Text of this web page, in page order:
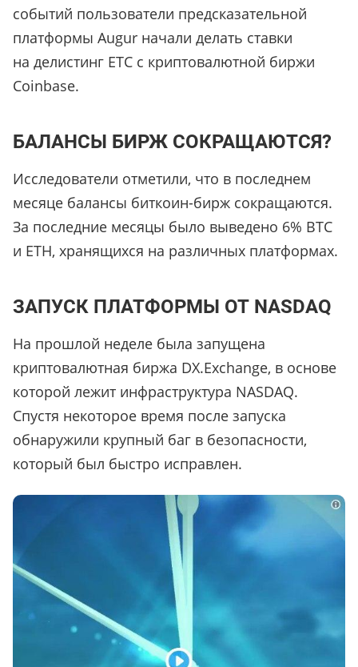
событий пользователи предсказательной
платформы Augur начали делать ставки
на делистинг ETC с криптовалютной биржи
Coinbase.
БАЛАНСЫ БИРЖ СОКРАЩАЮТСЯ?
Исследователи отметили, что в последнем
месяце балансы биткоин-бирж сокращаются.
За последние месяцы было выведено 6% BTC
и ETH, хранящихся на различных платформах.
ЗАПУСК ПЛАТФОРМЫ ОТ NASDAQ
На прошлой неделе была запущена
криптовалютная биржа DX.Exchange, в основе
которой лежит инфраструктура NASDAQ.
Спустя некоторое время после запуска
обнаружили крупный баг в безопасности,
который был быстро исправлен.